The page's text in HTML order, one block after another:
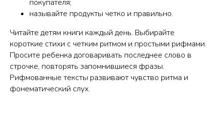
покупателя;
называйте продукты четко и правильно.
Читайте детям книги каждый день. Выбирайте
короткие стихи с четким ритмом и простыми рифмами.
Просите ребенка договаривать последнее слово в
строчке, повторять запомнившиеся фразы.
Рифмованные тексты развивают чувство ритма и
фонематический слух.